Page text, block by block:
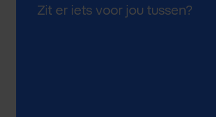
Zit er iets voor jou tussen?